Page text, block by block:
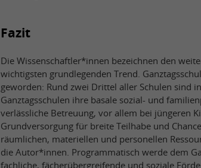
Fazit
Die Wissenschaftler*innen bezeichnen den
wichtigsten grundlegenden Trend.
geworden: Rund zwei Drittel aller Schulen sind
Ganztagsschulen ihre basale sozial- und
verlässliche Betreuung, vor allem bei jüngeren
Grundversorgung für breite Teilhabe und
räumlichen, materiellen und personellen
die Autor*innen. Programmatisch werde dem
fachliche, fächerübergreifende und soziale